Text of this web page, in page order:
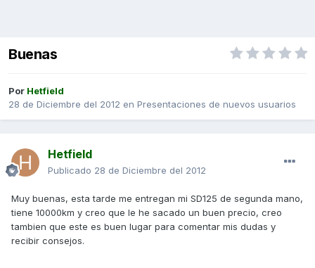
Buenas
Por Hetfield
28 de Diciembre del 2012 en Presentaciones de nuevos usuarios
Hetfield
Publicado 28 de Diciembre del 2012
Muy buenas, esta tarde me entregan mi SD125 de segunda mano,
tiene 10000km y creo que le he sacado un buen precio, creo
tambien que este es buen lugar para comentar mis dudas y
recibir consejos.